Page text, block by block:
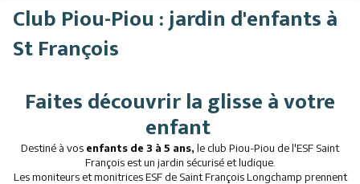
Hébergements
Activités
Restaurants
Animations
Club Piou-Piou : jardin d'enfants à
St François
Faites découvrir la glisse à votre
enfant
Destiné à vos enfants de 3 à 5 ans, le club Piou-Piou de l'ESF Saint
François est un jardin sécurisé et ludique.
Les moniteurs et monitrices ESF de Saint François Longchamp prennent